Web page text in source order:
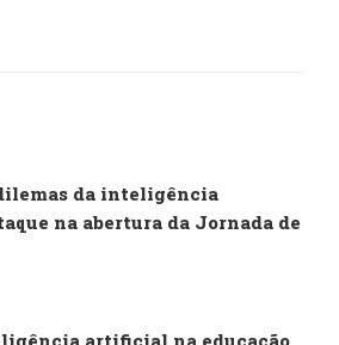
da inteligência
na abertura da Jornada de